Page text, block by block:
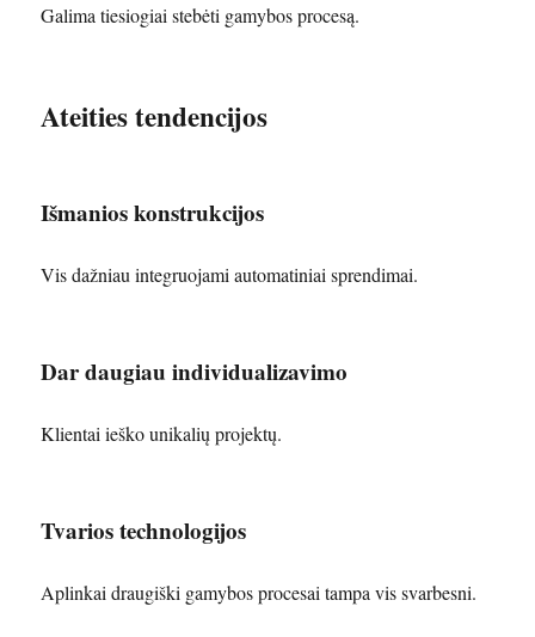
Galima tiesiogiai stebėti gamybos procesą.
Ateities tendencijos
Išmanios konstrukcijos
Vis dažniau integruojami automatiniai sprendimai.
Dar daugiau individualizavimo
Klientai ieško unikalių projektų.
Tvarios technologijos
Aplinkai draugiški gamybos procesai tampa vis svarbesni.